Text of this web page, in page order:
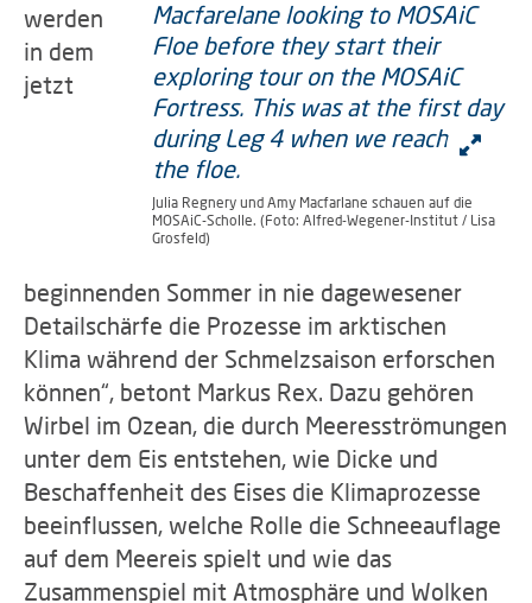
Julia Regnery und Amy Macfarlane schauen auf die
MOSAiC-Scholle. (Foto: Alfred-Wegener-Institut / Lisa
Grosfeld)
werden
in dem
jetzt
beginnenden Sommer in nie dagewesener
Detailschärfe die Prozesse im arktischen
Klima während der Schmelzsaison erforschen
können“, betont Markus Rex. Dazu gehören
Wirbel im Ozean, die durch Meeresströmungen
unter dem Eis entstehen, wie Dicke und
Beschaffenheit des Eises die Klimaprozesse
beeinflussen, welche Rolle die Schneeauflage
auf dem Meereis spielt und wie das
Zusammenspiel mit Atmosphäre und Wolken